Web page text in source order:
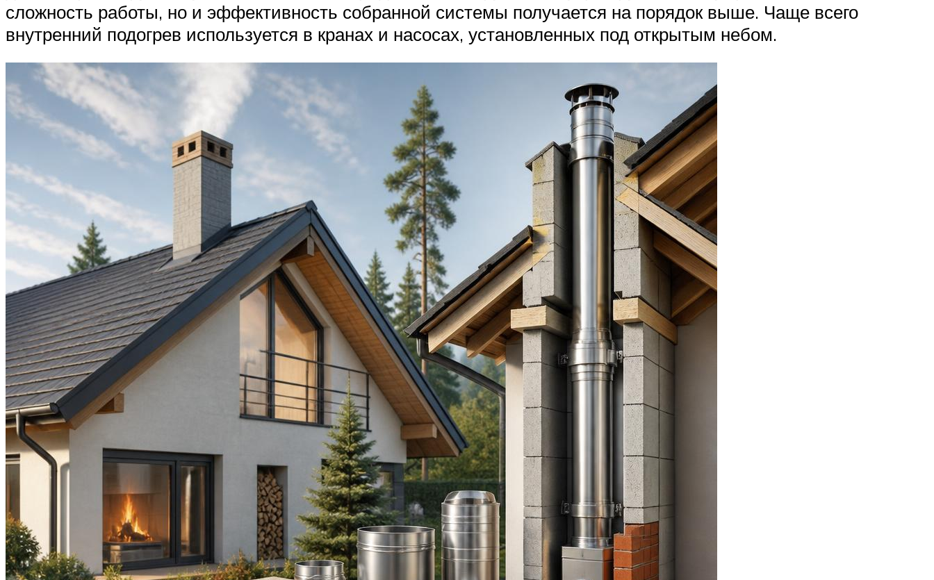
сложность работы, но и эффективность собранной системы получается на порядок выше. Чаще всего
внутренний подогрев используется в кранах и насосах, установленных под открытым небом.